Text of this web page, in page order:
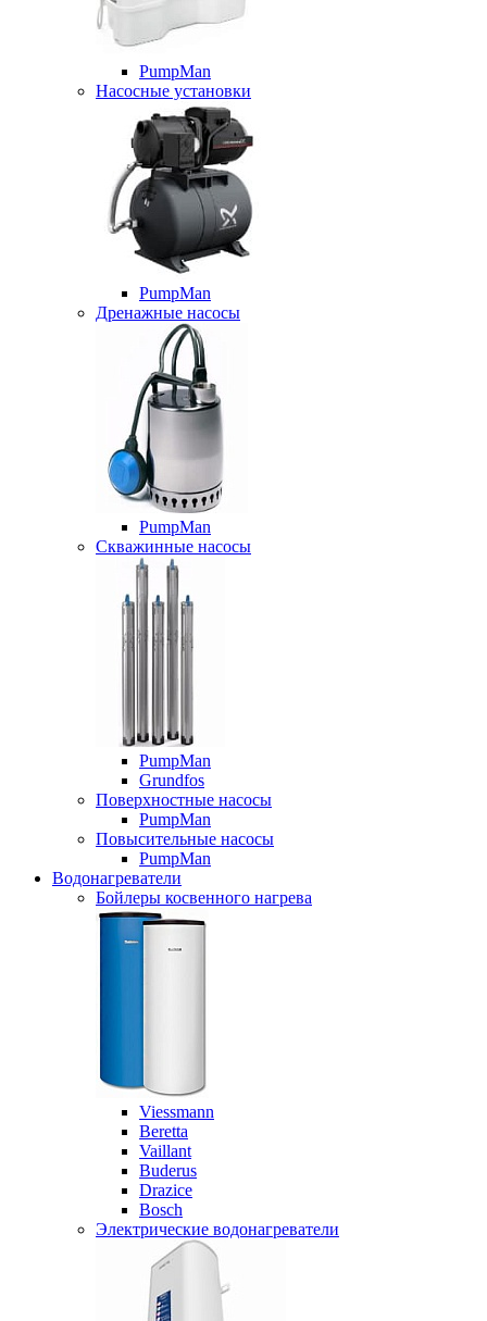
PumpMan
Насосные установки
PumpMan
Дренажные насосы
PumpMan
Скважинные насосы
PumpMan
Grundfos
Поверхностные насосы
PumpMan
Повысительные насосы
PumpMan
Водонагреватели
Бойлеры косвенного нагрева
Viessmann
Beretta
Vaillant
Buderus
Drazice
Bosch
Электрические водонагреватели